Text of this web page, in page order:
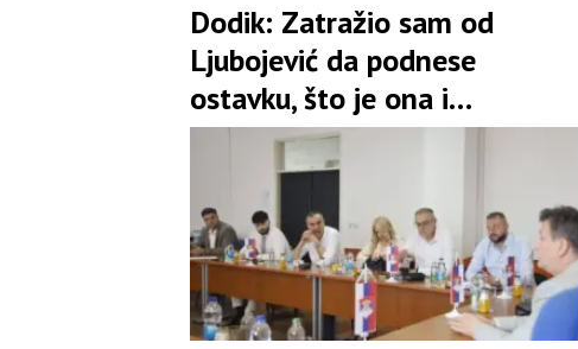
Dodik: Zatražio sam od
Ljubojević da podnese
ostavku, što je ona i
prihvatila